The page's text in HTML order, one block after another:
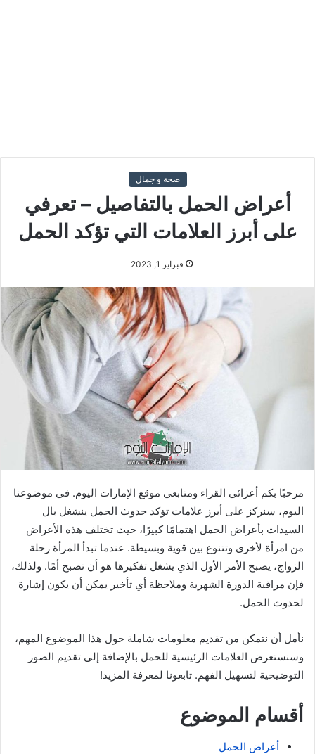
صحة و جمال
أعراض الحمل بالتفاصيل – تعرفي
على أبرز العلامات التي تؤكد الحمل
فبراير 1, 2023
مرحبًا بكم أعزائي القراء ومتابعي موقع الإمارات اليوم. في موضوعنا
اليوم، سنركز على أبرز علامات تؤكد حدوث الحمل ينشغل بال
السيدات بأعراض الحمل اهتمامًا كبيرًا، حيث تختلف هذه الأعراض
من امرأة لأخرى وتتنوع بين قوية وبسيطة. عندما تبدأ المرأة رحلة
الزواج، يصبح الأمر الأول الذي يشغل تفكيرها هو أن تصبح أمًا. ولذلك،
فإن مراقبة الدورة الشهرية وملاحظة أي تأخير يمكن أن يكون إشارة
لحدوث الحمل.
نأمل أن نتمكن من تقديم معلومات شاملة حول هذا الموضوع المهم،
وسنستعرض العلامات الرئيسية للحمل بالإضافة إلى تقديم الصور
التوضيحية لتسهيل الفهم. تابعونا لمعرفة المزيد!
أقسام الموضوع
أعراض الحمل